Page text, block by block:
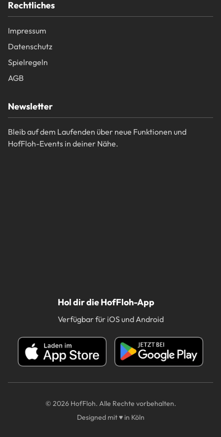
Rechtliches
Impressum
Datenschutz
Spielregeln
AGB
Newsletter
Bleib auf dem Laufenden über neue Funktionen und
HofFloh-Events in deiner Nähe.
Hol dir die HofFloh-App
Verfügbar für iOS und Android
© 2026 HofFloh. Alle Rechte vorbehalten.
Designed mit ♥ in Köln